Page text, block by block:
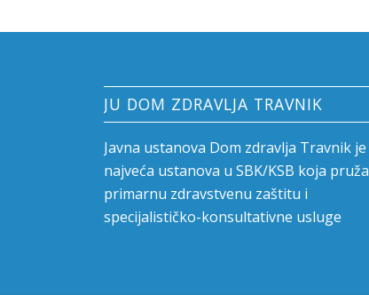
JU DOM ZDRAVLJA TRAVNIK
Javna ustanova Dom zdravlja Travnik je
najveća ustanova u SBK/KSB koja pruža
primarnu zdravstvenu zaštitu i
specijalističko-konsultativne usluge